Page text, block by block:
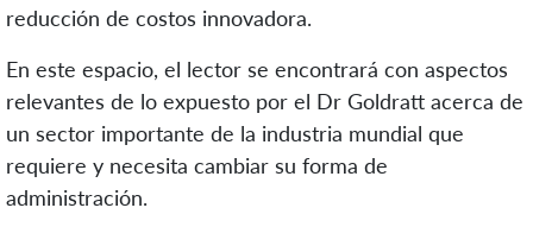
reducción de costos innovadora.
En este espacio, el lector se encontrará con aspectos
relevantes de lo expuesto por el Dr Goldratt acerca de
un sector importante de la industria mundial que
requiere y necesita cambiar su forma de
administración.